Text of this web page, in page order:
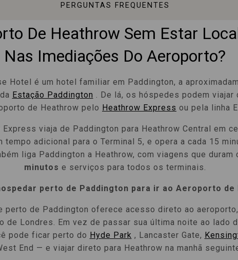
PERGUNTAS FREQUENTES
Um Hotel Com Fácil Acesso
De Heathrow Sem Estar
Nas Imediações Do Aeroporto?
Hotel é um hotel familiar em Paddington, a
Estação Paddington . De lá, os hóspedes podem viajar
de Heathrow pelo Heathrow Express ou pela linha
Express viaja de Paddington para Heathrow Central em
tempo adicional para o Terminal 5, e opera a cada 15
liga Paddington a Heathrow, com viagens que duram
minutos e serviços para todos os terminais.
perto de Paddington para ir ao Aeroporto de
perto de Paddington oferece acesso direto ao
de Londres. Em vez de passar sua última noite ao lado
pode ficar perto do Hyde Park , Lancaster Gate,
End — e viajar direto para Heathrow na manhã